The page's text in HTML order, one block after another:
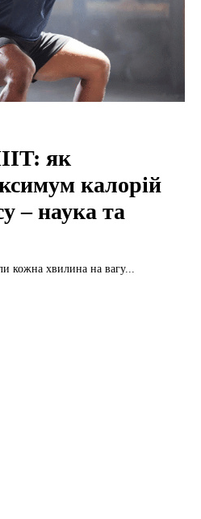
як
калорій
– наука та
кожна хвилина на вагу...